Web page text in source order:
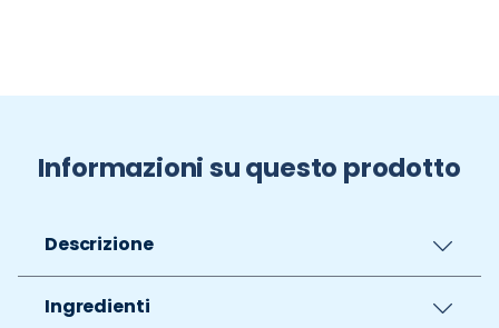
Informazioni su questo prodotto
Descrizione
Ingredienti